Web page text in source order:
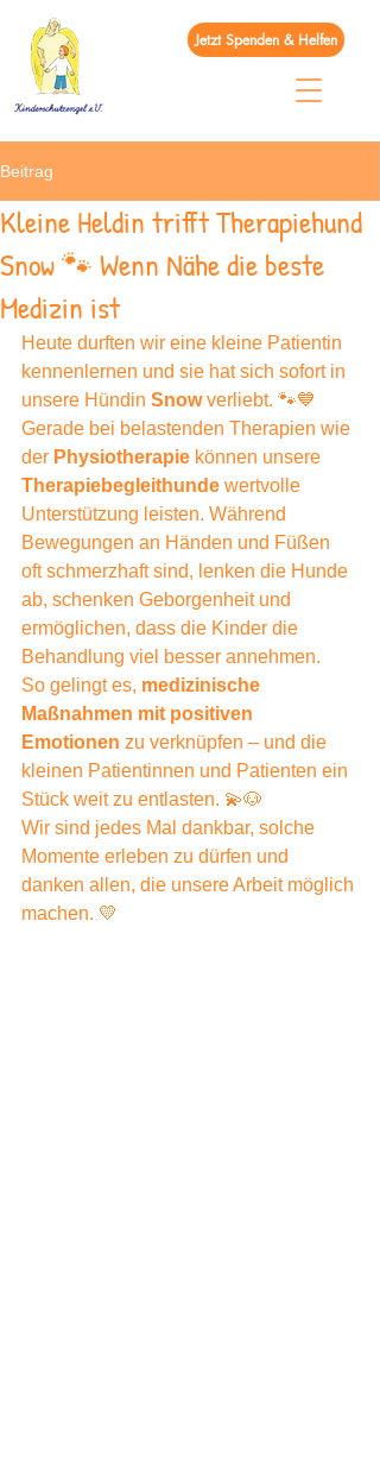
Jetzt Spenden & Helfen
Beitrag
Kleine Heldin trifft Therapiehund
Snow 🐾 Wenn Nähe die beste
Medizin ist
Heute durften wir eine kleine Patientin
kennenlernen und sie hat sich sofort in
unsere Hündin Snow verliebt. 🐾💙
Gerade bei belastenden Therapien wie
der Physiotherapie können unsere
Therapiebegleithunde wertvolle
Unterstützung leisten. Während
Bewegungen an Händen und Füßen
oft schmerzhaft sind, lenken die Hunde
ab, schenken Geborgenheit und
ermöglichen, dass die Kinder die
Behandlung viel besser annehmen.
So gelingt es, medizinische
Maßnahmen mit positiven
Emotionen zu verknüpfen – und die
kleinen Patientinnen und Patienten ein
Stück weit zu entlasten. 💫🐶
Wir sind jedes Mal dankbar, solche
Momente erleben zu dürfen und
danken allen, die unsere Arbeit möglich
machen. 💛